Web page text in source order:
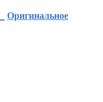
Оригинальное